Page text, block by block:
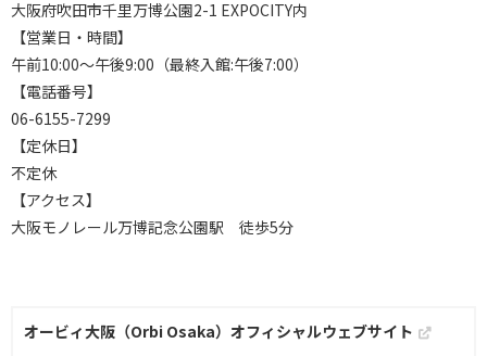
大阪府吹田市千里万博公園2-1 EXPOCITY内
【営業日・時間】
午前10:00〜午後9:00（最終入館:午後7:00）
【電話番号】
06-6155-7299
【定休日】
不定休
【アクセス】
大阪モノレール万博記念公園駅 徒歩5分
オービィ大阪（Orbi Osaka）オフィシャルウェブサイト